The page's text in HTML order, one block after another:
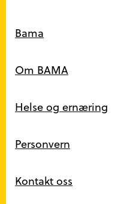
Snarveier
Bama
Om BAMA
Helse og ernæring
Personvern
Kontakt oss